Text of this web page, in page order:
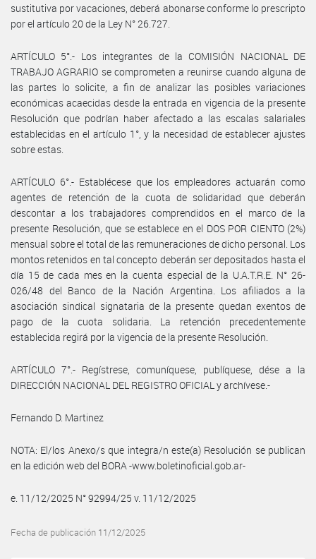
sustitutiva por vacaciones, deberá abonarse conforme lo prescripto
por el artículo 20 de la Ley N° 26.727.
ARTÍCULO 5°.- Los integrantes de la COMISIÓN NACIONAL DE
TRABAJO AGRARIO se comprometen a reunirse cuando alguna de
las partes lo solicite, a fin de analizar las posibles variaciones
económicas acaecidas desde la entrada en vigencia de la presente
Resolución que podrían haber afectado a las escalas salariales
establecidas en el artículo 1°, y la necesidad de establecer ajustes
sobre estas.
ARTÍCULO 6°.- Establécese que los empleadores actuarán como
agentes de retención de la cuota de solidaridad que deberán
descontar a los trabajadores comprendidos en el marco de la
presente Resolución, que se establece en el DOS POR CIENTO (2%)
mensual sobre el total de las remuneraciones de dicho personal. Los
montos retenidos en tal concepto deberán ser depositados hasta el
día 15 de cada mes en la cuenta especial de la U.A.T.R.E. N° 26-
026/48 del Banco de la Nación Argentina. Los afiliados a la
asociación sindical signataria de la presente quedan exentos de
pago de la cuota solidaria. La retención precedentemente
establecida regirá por la vigencia de la presente Resolución.
ARTÍCULO 7°.- Regístrese, comuníquese, publíquese, dése a la
DIRECCIÓN NACIONAL DEL REGISTRO OFICIAL y archívese.-
Fernando D. Martinez
NOTA: El/los Anexo/s que integra/n este(a) Resolución se publican
en la edición web del BORA -www.boletinoficial.gob.ar-
e. 11/12/2025 N° 92994/25 v. 11/12/2025
Fecha de publicación 11/12/2025